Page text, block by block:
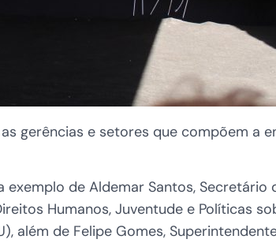
gerências e setores que compõem a
de Aldemar Santos,
Humanos, Juventude e Políticas
além de Felipe Gomes,